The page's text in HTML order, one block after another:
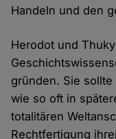
Handeln und den
Herodot und
gründen. Sie
wie so oft in
totalitären
Rechtfertigung